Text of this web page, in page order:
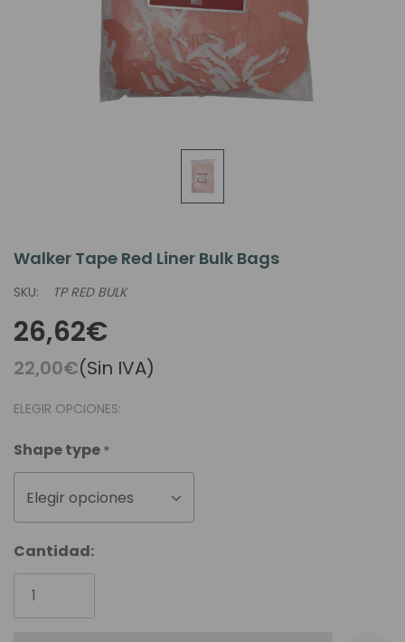
Walker Tape Red Liner Bulk Bags
SKU: TP RED BULK
26,62€
22,00€(Sin IVA)
ELEGIR OPCIONES:
Shape type*
Elegir opciones
Unidades
disponibles:
Cantidad: